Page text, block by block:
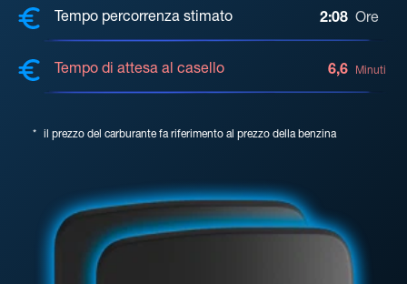
Tempo percorrenza stimato 2:08 Ore
Tempo di attesa al casello 6,6 Minuti
* il prezzo del carburante fa riferimento al prezzo della benzina